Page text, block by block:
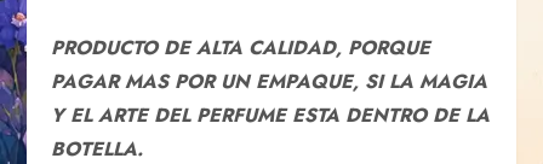
PRODUCTO DE ALTA CALIDAD, PORQUE
PAGAR MAS POR UN EMPAQUE, SI LA MAGIA
Y EL ARTE DEL PERFUME ESTA DENTRO DE LA
BOTELLA.